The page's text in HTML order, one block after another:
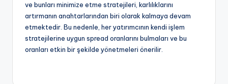
ve bunları minimize etme stratejileri, karlılıklarını
artırmanın anahtarlarından biri olarak kalmaya devam
etmektedir. Bu nedenle, her yatırımcının kendi işlem
stratejilerine uygun spread oranlarını bulmaları ve bu
oranları etkin bir şekilde yönetmeleri önerilir.